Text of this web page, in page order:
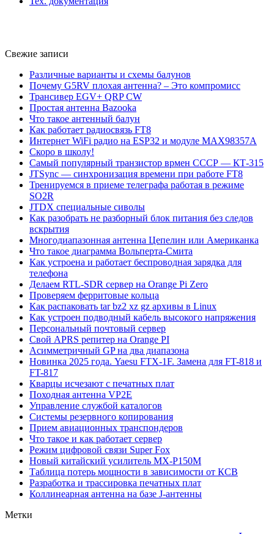
Свежие записи
Различные варианты и схемы балунов
Почему G5RV плохая антенна? – Это компромисс
Трансивер EGV+ QRP CW
Простая антенна Bazooka
Что такое антенный балун
Как работает радиосвязь FT8
Интернет WiFi радио на ESP32 и модуле MAX98357A
Скоро в школу!
Самый популярный транзистор врмен СССР — КТ-315
JTSync — синхронизация времени при работе FT8
Тренируемся в приеме телеграфа работая в режиме
SO2R
JTDX специальные сиволы
Как разобрать не разборный блок питания без следов
вскрытия
Многодиапазонная антенна Цепелин или Американка
Что такое диаграмма Вольперта-Смита
Как устроена и работает беспроводная зарядка для
телефона
Делаем RTL-SDR сервер на Orange Pi Zero
Проверяем ферритовые кольца
Как распаковать tar bz2 xz gz архивы в Linux
Как устроен подводный кабель высокого напряжения
Персональный почтовый сервер
Свой APRS репитер на Orange PI
Асимметричный GP на два диапазона
Новинка 2025 года. Yaesu FTX-1F. Замена для FT-818 и
FT-817
Кварцы исчезают с печатных плат
Походная антенна VP2E
Управление службой каталогов
Системы резервного копирования
Прием авиационных транспондеров
Что такое и как работает сервер
Режим цифровой связи Super Fox
Новый китайский усилитель MX-P150M
Таблица потерь мощности в зависимости от КСВ
Разработка и трассировка печатных плат
Коллинеарная антенна на базе J-антенны
Метки